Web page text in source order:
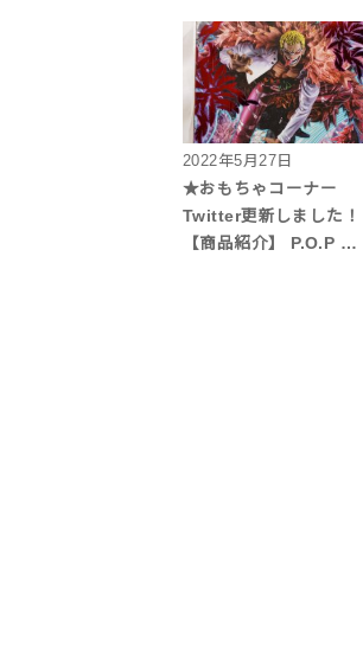
2022年5月27日
★おもちゃコーナー
Twitter更新しました！
【商品紹介】 P.O.P …